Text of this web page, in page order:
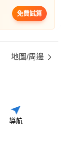
免費試算
地圖/周邊
導航